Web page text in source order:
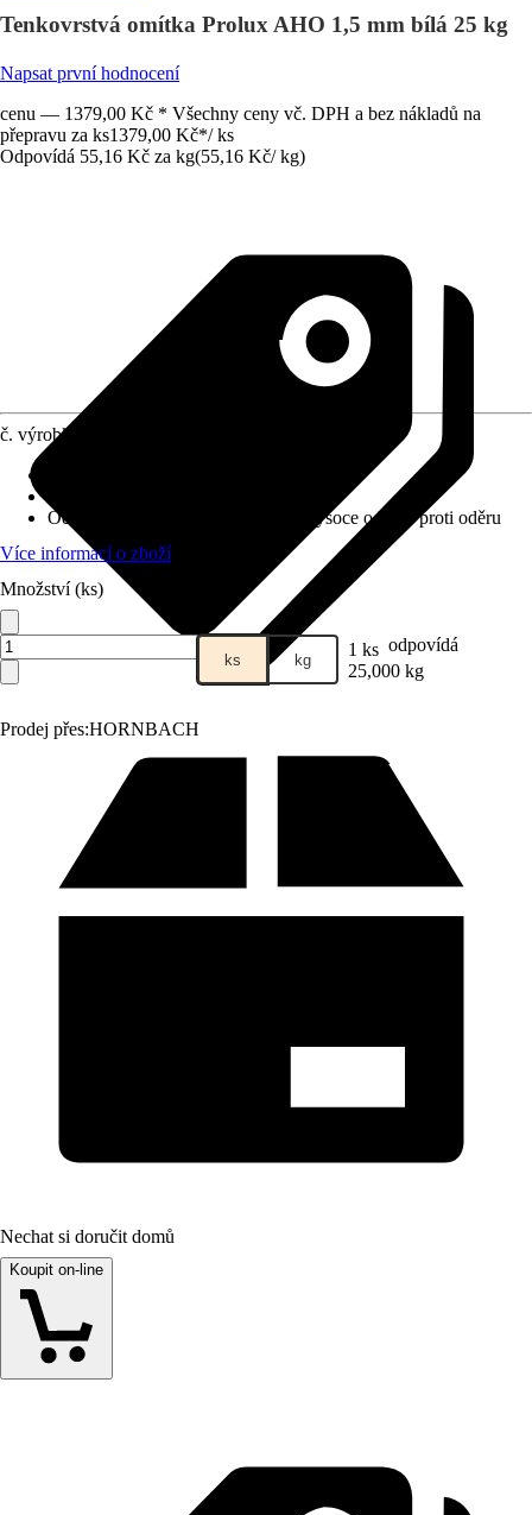
Tenkovrstvá omítka Prolux AHO 1,5 mm bílá 25 kg
Napsat první hodnocení
cenu — 1379,00 Kč * Všechny ceny vč. DPH a bez nákladů na
přepravu za ks1379,00 Kč*/ ks
Odpovídá 55,16 Kč za kg(55,16 Kč/ kg)
Prodej přes:HORNBACH
č. výrobku
Odolnost proti otěru za mokra
1 - vysoce odolné proti oděru
Více informací o zboží
Množství (ks)
ks kg 1 ks odpovídá
25,000 kg
Nechat si doručit domů
Koupit on-line